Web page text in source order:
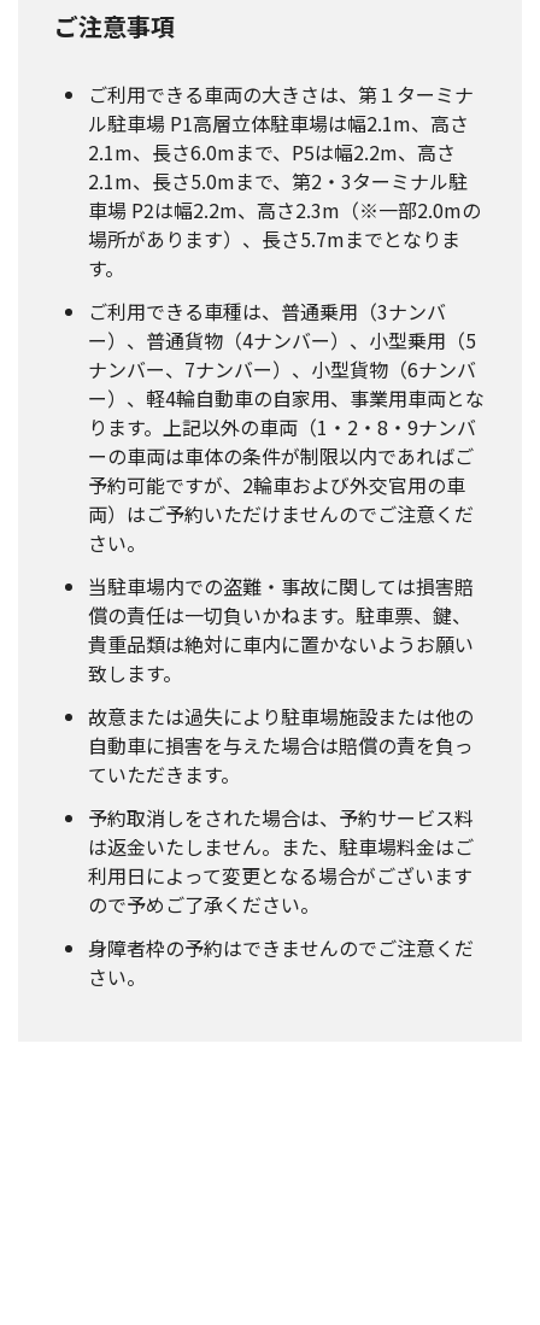
ご注意事項
ご利用できる車両の大きさは、第１ターミナ
ル駐車場 P1高層立体駐車場は幅2.1m、高さ
2.1m、長さ6.0mまで、P5は幅2.2m、高さ
2.1m、長さ5.0mまで、第2・3ターミナル駐
車場 P2は幅2.2m、高さ2.3m（※一部2.0mの
場所があります）、長さ5.7mまでとなりま
す。
ご利用できる車種は、普通乗用（3ナンバ
ー）、普通貨物（4ナンバー）、小型乗用（5
ナンバー、7ナンバー）、小型貨物（6ナンバ
ー）、軽4輪自動車の自家用、事業用車両とな
ります。上記以外の車両（1・2・8・9ナンバ
ーの車両は車体の条件が制限以内であればご
予約可能ですが、2輪車および外交官用の車
両）はご予約いただけませんのでご注意くだ
さい。
当駐車場内での盗難・事故に関しては損害賠
償の責任は一切負いかねます。駐車票、鍵、
貴重品類は絶対に車内に置かないようお願い
致します。
故意または過失により駐車場施設または他の
自動車に損害を与えた場合は賠償の責を負っ
ていただきます。
予約取消しをされた場合は、予約サービス料
は返金いたしません。また、駐車場料金はご
利用日によって変更となる場合がございます
ので予めご了承ください。
身障者枠の予約はできませんのでご注意くだ
さい。